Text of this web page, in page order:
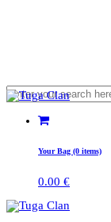
Your Bag (0 items)
0.00 €